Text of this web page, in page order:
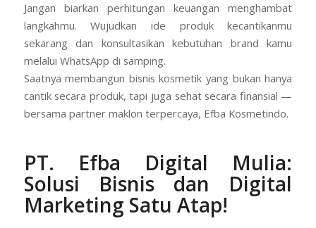
Jangan biarkan perhitungan keuangan menghambat
langkahmu. Wujudkan ide produk kecantikanmu
sekarang dan konsultasikan kebutuhan brand kamu
melalui WhatsApp di samping.
Saatnya membangun bisnis kosmetik yang bukan hanya
cantik secara produk, tapi juga sehat secara finansial —
bersama partner maklon terpercaya, Efba Kosmetindo.
PT. Efba Digital Mulia:
Solusi Bisnis dan Digital
Marketing Satu Atap!